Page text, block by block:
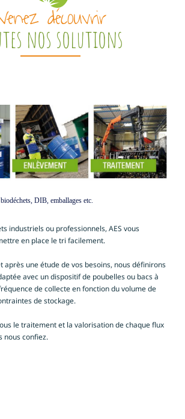
découvrir
nos solutions
DIB, emballages etc.
industriels ou professionnels, AES vous
en place le tri facilement.
après une étude de vos besoins, nous définirons
avec un dispositif de poubelles ou bacs à
de collecte en fonction du volume de
de stockage.
le traitement et la valorisation de chaque flux
nous confiez.